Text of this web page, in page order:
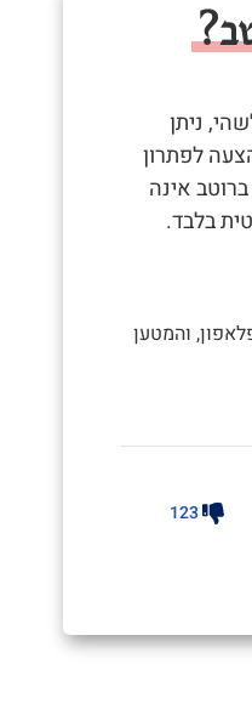
ניתן
לפתרון
אינה
בלבד.
והמטען
123